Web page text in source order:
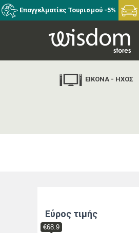
Επαγγελματίες Τουρισμού -5%
ΕΙΚΟΝΑ - ΗΧΟΣ
Εύρος τιμής
€68.9